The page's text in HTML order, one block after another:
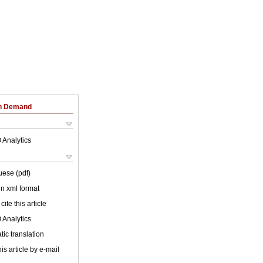
Demand
Analytics
(pdf)
xml format
this article
Analytics
translation
article by e-mail